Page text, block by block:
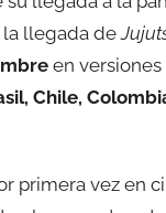
la llegada de
en versiones
Chile,
primera vez en